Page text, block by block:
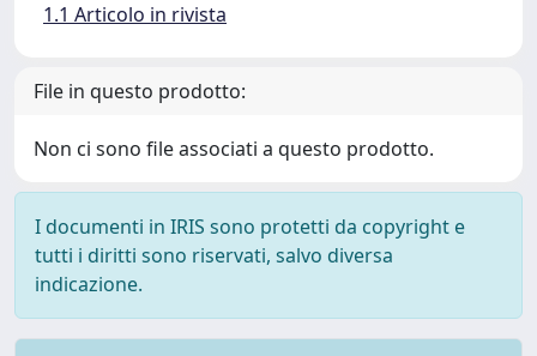
1.1 Articolo in rivista
File in questo prodotto:
Non ci sono file associati a questo prodotto.
I documenti in IRIS sono protetti da copyright e
tutti i diritti sono riservati, salvo diversa
indicazione.